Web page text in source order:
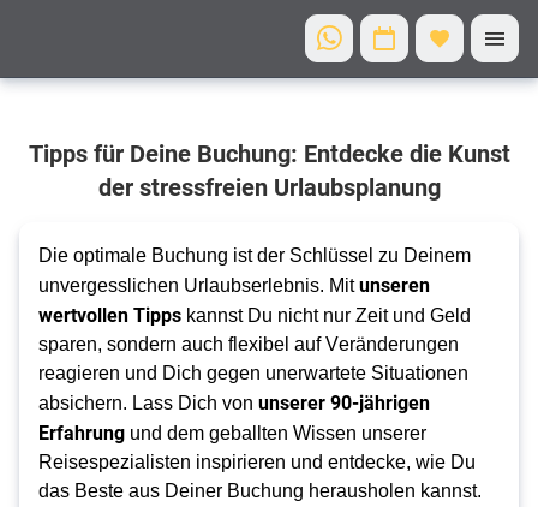
Traumreise
beginnt
Inspirierende
Tipps für die
perfekte
Urlaubsbuchung
Tipps für Deine Buchung: Entdecke die Kunst
der stressfreien Urlaubsplanung
Die optimale Buchung ist der Schlüssel zu Deinem
unvergesslichen Urlaubserlebnis. Mit unseren
wertvollen Tipps kannst Du nicht nur Zeit und Geld
sparen, sondern auch flexibel auf Veränderungen
reagieren und Dich gegen unerwartete Situationen
absichern. Lass Dich von unserer 90-jährigen
Erfahrung und dem geballten Wissen unserer
Reisespezialisten inspirieren und entdecke, wie Du
das Beste aus Deiner Buchung herausholen kannst.